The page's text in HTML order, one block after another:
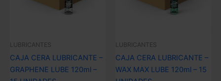
LUBRICANTES
CAJA CERA LUBRICANTE –
GRAPHENE LUBE 120ml –
LUBRICANTES
CAJA CERA LUBRICANTE –
WAX MAX LUBE 120ml – 15